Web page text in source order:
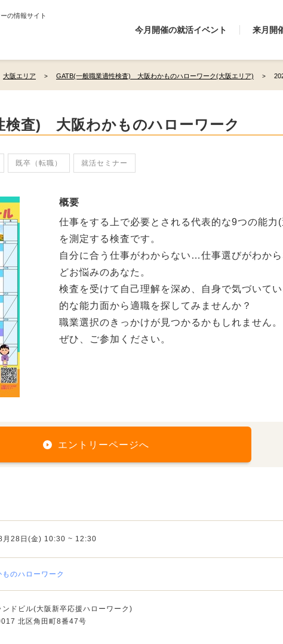
の情報サイト
今月開催の就活イベント 来月開
大阪エリア GATB(一般職業適性検査) 大阪わかものハローワーク(大阪エリア)
検査) 大阪わかものハローワーク
既卒（転職） 就活セミナー
概要
仕事をする上で必要とされる代表的な9つの能力
を測定する検査です。
自分に合う仕事がわからない…仕事選びがわか
どお悩みのあなた。
検査を受けて自己理解を深め、自身で気づいて
的な能力面から適職を探してみませんか？
職業選択のきっかけが見つかるかもしれません。
ぜひ、ご参加ください。
エントリーページへ
月28日(金) 10:30 ~ 12:30
ものハローワーク
ンドビル(大阪新卒応援ハローワーク)
北区角田町8番47号